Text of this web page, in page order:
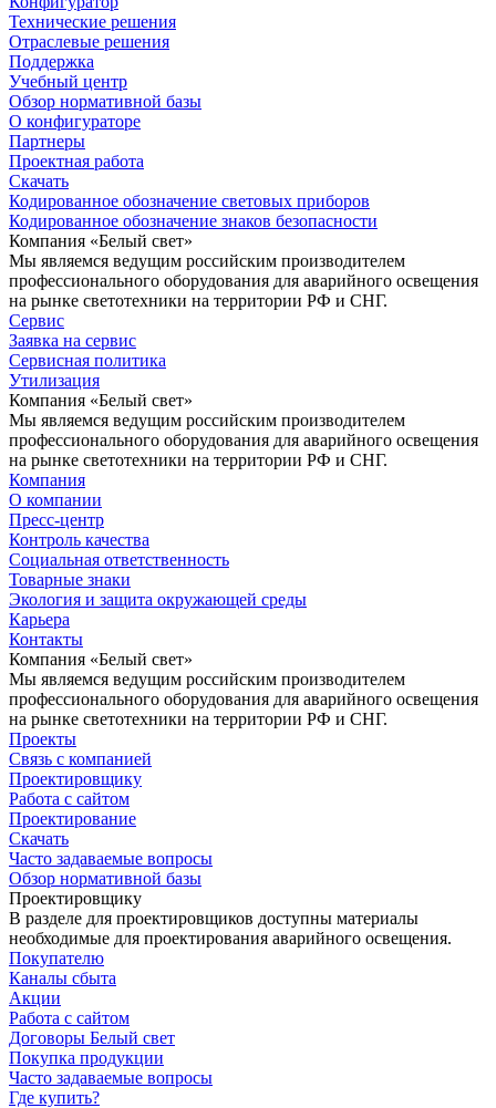
Технические решения
Отраслевые решения
Поддержка
Учебный центр
Обзор нормативной базы
О конфигураторе
Партнеры
Проектная работа
Скачать
Кодированное обозначение световых приборов
Кодированное обозначение знаков безопасности
Компания «Белый свет»
Мы являемся ведущим российским производителем
профессионального оборудования для аварийного освещения
на рынке светотехники на территории РФ и СНГ.
Сервис
Заявка на сервис
Сервисная политика
Утилизация
Компания «Белый свет»
Мы являемся ведущим российским производителем
профессионального оборудования для аварийного освещения
на рынке светотехники на территории РФ и СНГ.
Компания
О компании
Пресс-центр
Контроль качества
Социальная ответственность
Товарные знаки
Экология и защита окружающей среды
Карьера
Контакты
Компания «Белый свет»
Мы являемся ведущим российским производителем
профессионального оборудования для аварийного освещения
на рынке светотехники на территории РФ и СНГ.
Проекты
Связь с компанией
Проектировщику
Работа с сайтом
Проектирование
Скачать
Часто задаваемые вопросы
Обзор нормативной базы
Проектировщику
В разделе для проектировщиков доступны материалы
необходимые для проектирования аварийного освещения.
Покупателю
Каналы сбыта
Акции
Работа с сайтом
Договоры Белый свет
Покупка продукции
Часто задаваемые вопросы
Где купить?